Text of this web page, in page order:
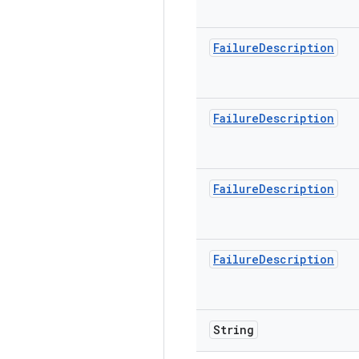
FailureDescription
FailureDescription
FailureDescription
FailureDescription
String